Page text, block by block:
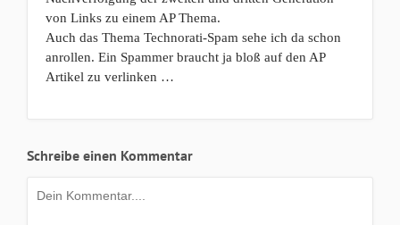
von Links zu einem AP Thema.
Auch das Thema Technorati-Spam sehe ich da schon
anrollen. Ein Spammer braucht ja bloß auf den AP
Artikel zu verlinken …
Schreibe einen Kommentar